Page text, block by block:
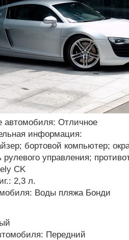
автомобиля: Отличное
информация:
бортовой компьютер;
рулевого управления;
CK
2,3 л.
Воды пляжа Бонди
Передний